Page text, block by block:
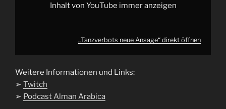
Inhalt von YouTube immer anzeigen
„Tanzverbots neue Ansage“ direkt öffnen
Weitere Informationen und Links:
➢ Twitch
➢ Podcast Alman Arabica